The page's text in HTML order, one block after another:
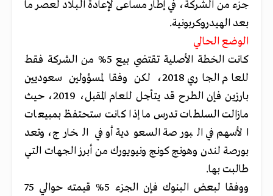
جزء من الشركة، في إطار مساعى لإعادة البلاد لعصر ما
بعد الهيدروكربونية.
الوضع الحالي
كانت الخطة الأصلية تقتضي بيع 5% من الشركة فقط
للعام الجاري 2018، لكن وفقا لمسؤولين سعوديين
بارزين فإن الطرح قد يتأجل للعام المقبل، 2019، حيث
مازالت السلطات تدرس ما إذا كانت ستحتفظ بمبيعات
الأسهم في البورصة السعودية أو في الخارج، وتعد
بورصة لندن وهونج كونج ونيويورك من أبرز الجهات التي
طالبت بها.
ووفقا لبعض البنوك فإن الجزء 5% قيمته حوالي 75